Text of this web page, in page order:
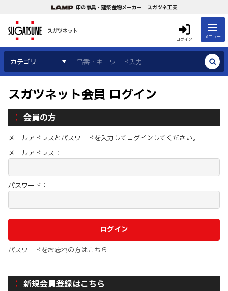
印の家具・建築金物メーカー｜スガツネ工業
スガツネット
ログイン メニュー
カテゴリ
スガツネット会員 ログイン
会員の方
メールアドレスとパスワードを入力してログインしてください。
メールアドレス：
パスワード：
パスワードをお忘れの方はこちら
新規会員登録はこちら